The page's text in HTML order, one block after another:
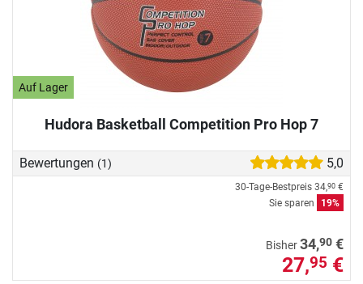
Auf Lager
Hudora Basketball Competition Pro Hop 7
Bewertungen (1) 5,0
30-Tage-Bestpreis 34,90 €
Sie sparen
19%
Bisher34,90 €
27,95 €